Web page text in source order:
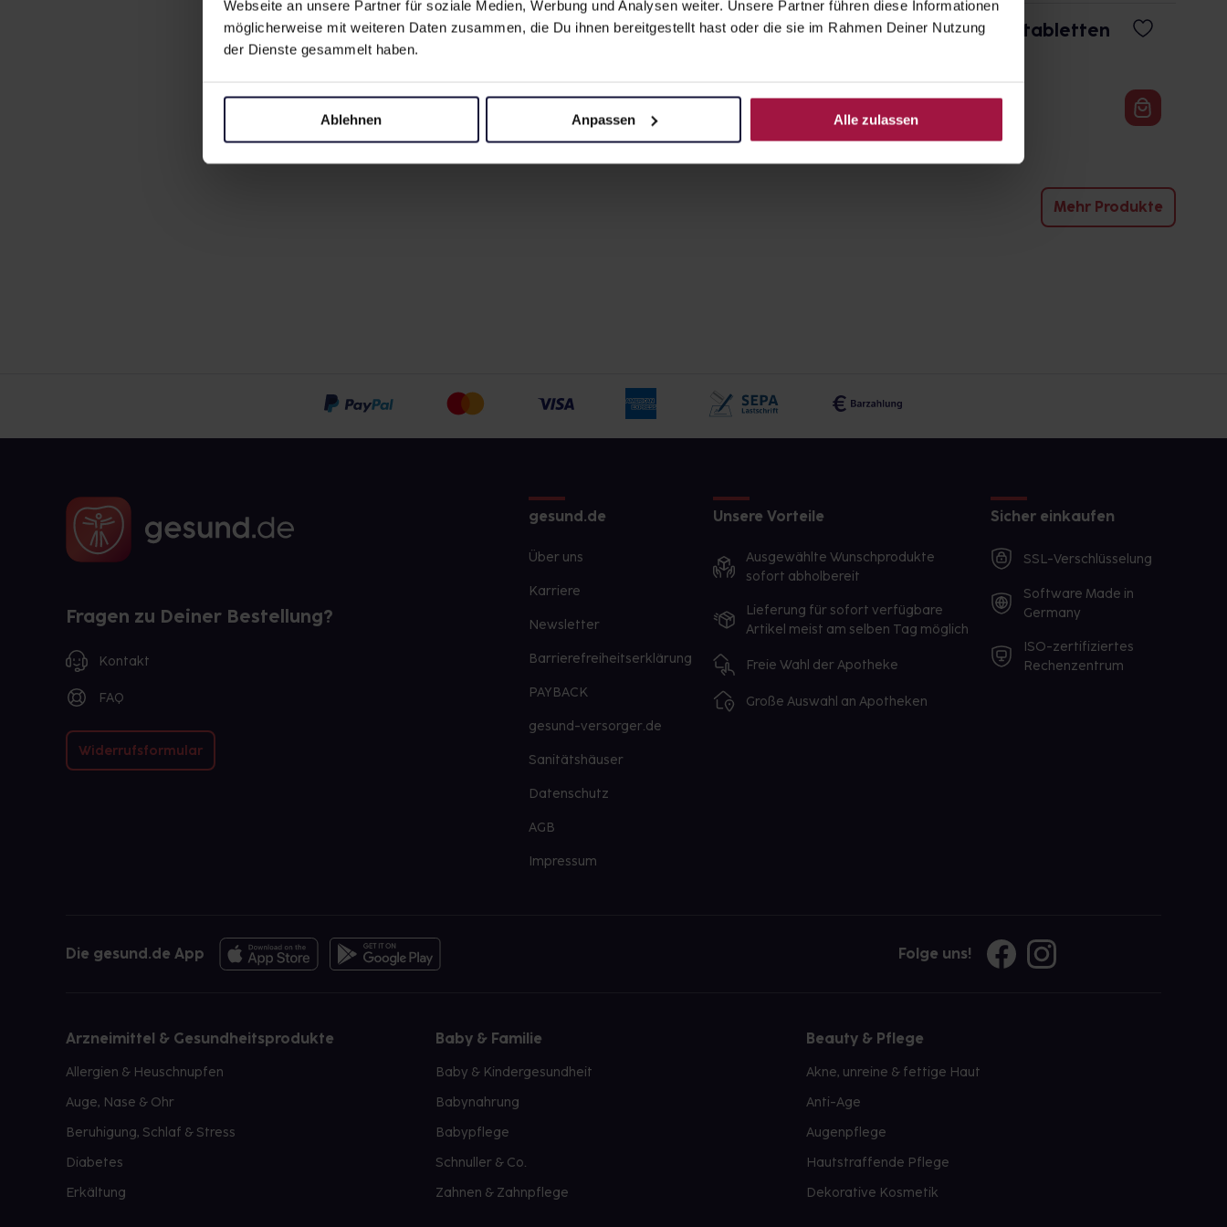
Webseite an unsere Partner für soziale Medien, Werbung und Analysen weiter. Unsere Partner führen diese Informationen
möglicherweise mit weiteren Daten zusammen, die Du ihnen bereitgestellt hast oder die sie im Rahmen Deiner Nutzung
der Dienste gesammelt haben.
Ablehnen Anpassen Alle zulassen
CALCIUM SANDOZ D Osteo Brausetabletten
Mehr Produkte
Fragen zu Deiner Bestellung?
Kontakt
FAQ
Widerrufsformular
gesund.de
Über uns
Karriere
Newsletter
Barrierefreiheitserklärung
PAYBACK
gesund-versorger.de
Sanitätshäuser
Datenschutz
AGB
Impressum
Unsere Vorteile
Ausgewählte Wunschprodukte
sofort abholbereit
Lieferung für sofort verfügbare
Artikel meist am selben Tag möglich
Freie Wahl der Apotheke
Große Auswahl an Apotheken
Sicher einkaufen
SSL-Verschlüsselung
Software Made in
Germany
ISO-zertifiziertes
Rechenzentrum
Die gesund.de App Folge uns!
Arzneimittel & Gesundheitsprodukte
Allergien & Heuschnupfen
Auge, Nase & Ohr
Beruhigung, Schlaf & Stress
Diabetes
Erkältung
Baby & Familie
Baby & Kindergesundheit
Babynahrung
Babypflege
Schnuller & Co.
Zahnen & Zahnpflege
Beauty & Pflege
Akne, unreine & fettige Haut
Anti-Age
Augenpflege
Hautstraffende Pflege
Dekorative Kosmetik